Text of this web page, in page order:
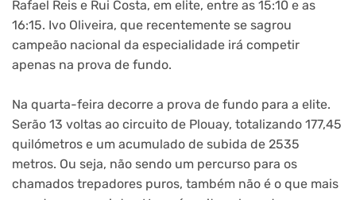
Rafael Reis e Rui Costa, em elite, entre as 15:10 e as
16:15. Ivo Oliveira, que recentemente se sagrou
campeão nacional da especialidade irá competir
apenas na prova de fundo.
Na quarta-feira decorre a prova de fundo para a elite.
Serão 13 voltas ao circuito de Plouay, totalizando 177,45
quilómetros e um acumulado de subida de 2535
metros. Ou seja, não sendo um percurso para os
chamados trepadores puros, também não é o que mais